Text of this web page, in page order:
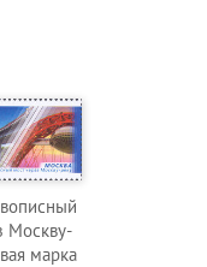
Москву-
марка